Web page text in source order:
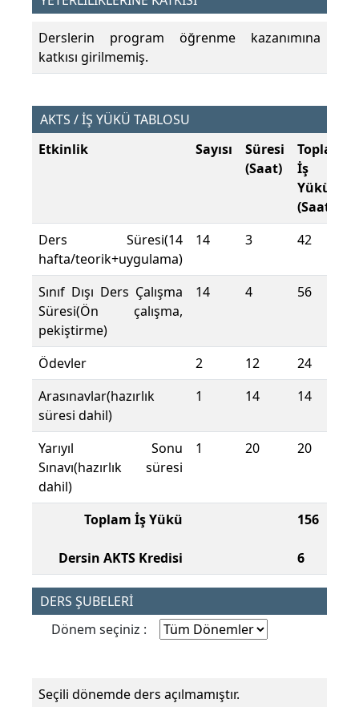
Derslerin program öğrenme kazanımına
katkısı girilmemiş.
AKTS / İŞ YÜKÜ TABLOSU
Etkinlik
Sayısı
Süresi
(Saat)
Toplam
İş
Yükü
(Saat)
Ders Süresi(14
hafta/teorik+uygulama)
14 3 42
Sınıf Dışı Ders Çalışma
Süresi(Ön çalışma,
pekiştirme)
14 4 56
Ödevler 2 12
24
Arasınavlar(hazırlık
süresi dahil)
1 14 14
Yarıyıl Sonu
Sınavı(hazırlık süresi
dahil)
1 20 20
Toplam İş Yükü
Dersin AKTS Kredisi
156
6
DERS ŞUBELERİ
Dönem seçiniz :
Seçili dönemde ders açılmamıştır.